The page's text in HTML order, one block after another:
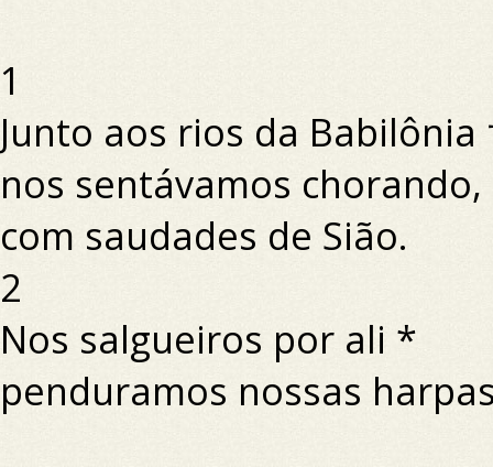
1
Junto aos rios da Babilônia
nos sentávamos
com saudades de Sião.
2
Nos salgueiros por ali *
penduramos nossas